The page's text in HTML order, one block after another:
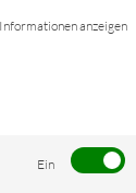
anzeigen
Ein